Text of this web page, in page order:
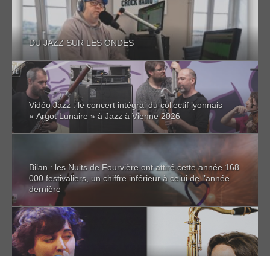
DU JAZZ SUR LES ONDES
Vidéo Jazz : le concert intégral du collectif lyonnais
« Argot Lunaire » à Jazz à Vienne 2026
Bilan : les Nuits de Fourvière ont attiré cette année 168
000 festivaliers, un chiffre inférieur à celui de l’année
dernière